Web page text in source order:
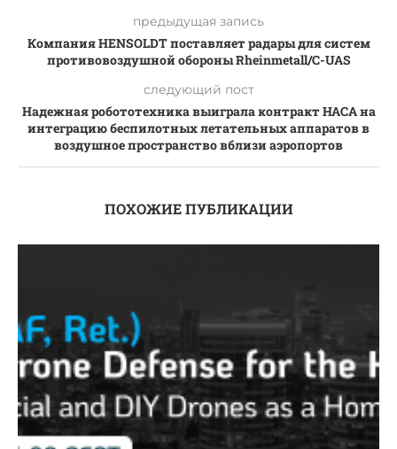
предыдущая запись
Компания HENSOLDT поставляет радары для систем
противовоздушной обороны Rheinmetall/C-UAS
следующий пост
Надежная робототехника выиграла контракт НАСА на
интеграцию беспилотных летательных аппаратов в
воздушное пространство вблизи аэропортов
ПОХОЖИЕ ПУБЛИКАЦИИ